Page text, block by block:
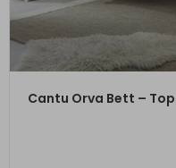
Cantu Orva Bett –